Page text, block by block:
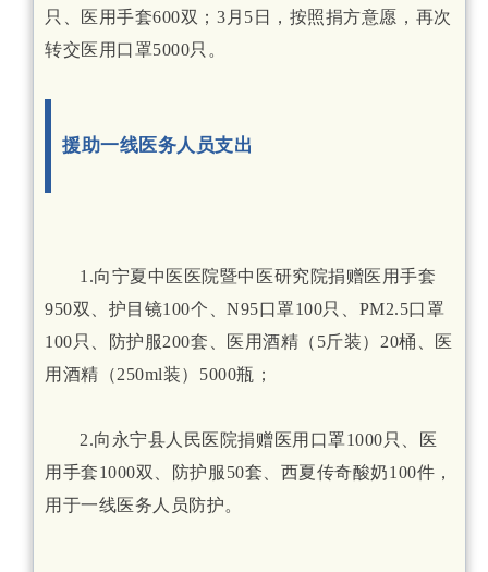
只、医用手套600双；3月5日，按照捐方意愿，再次
转交医用口罩5000只。
援助一线医务人员支出
1.向宁夏中医医院暨中医研究院捐赠医用手套
950双、护目镜100个、N95口罩100只、PM2.5口罩
100只、防护服200套、医用酒精（5斤装）20桶、医
用酒精（250ml装）5000瓶；
2.向永宁县人民医院捐赠医用口罩1000只、医
用手套1000双、防护服50套、西夏传奇酸奶100件，
用于一线医务人员防护。